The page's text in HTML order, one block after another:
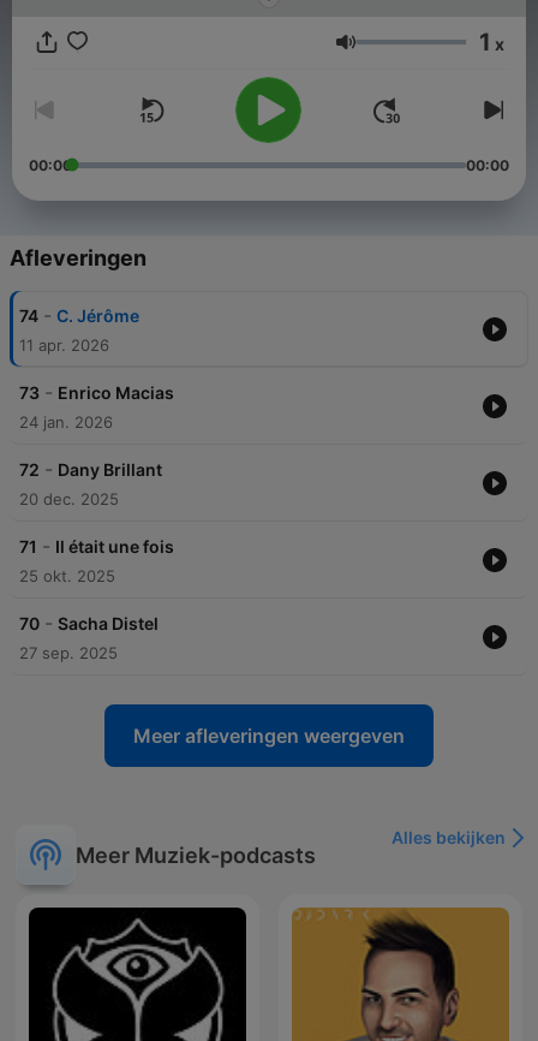
Volume 1 x
00:00 00:00
Afleveringen
74 - C. Jérôme
11 apr. 2026
73 - Enrico Macias
24 jan. 2026
72 - Dany Brillant
20 dec. 2025
71 - Il était une fois
25 okt. 2025
70 - Sacha Distel
27 sep. 2025
Meer afleveringen weergeven
Meer Muziek-podcasts
Alles bekijken